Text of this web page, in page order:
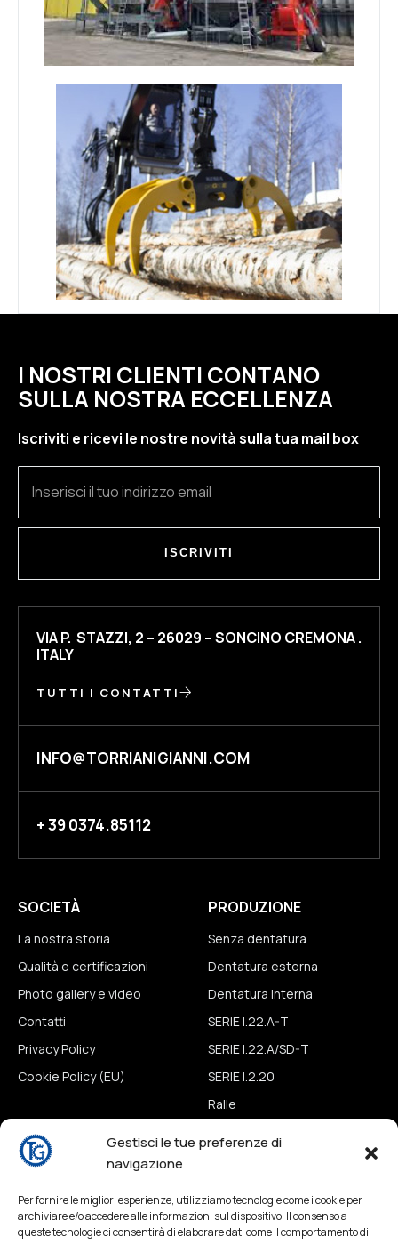
Gestisci le tue preferenze di
navigazione
Per fornire le migliori esperienze, utilizziamo tecnologie come i cookie per
archiviare e/o accedere alle informazioni sul dispositivo. Il consenso a
queste tecnologie ci consentirà di elaborare dati come il comportamento di
I NOSTRI CLIENTI CONTANO
SULLA NOSTRA ECCELLENZA
Iscriviti e ricevi le nostre novità sulla tua mail box
ISCRIVITI
VIA P. STAZZI, 2 – 26029 – SONCINO CREMONA .
ITALY
TUTTI I CONTATTI
INFO@TORRIANIGIANNI.COM
+ 39 0374.85112
SOCIETÀ
La nostra storia
Qualità e certificazioni
Photo gallery e video
Contatti
Privacy Policy
Cookie Policy (EU)
PRODUZIONE
Senza dentatura
Dentatura esterna
Dentatura interna
SERIE I.22.A-T
SERIE I.22.A/SD-T
SERIE I.2.20
Ralle
News
Photo gallery e video
Contatti
Posizioni aperte